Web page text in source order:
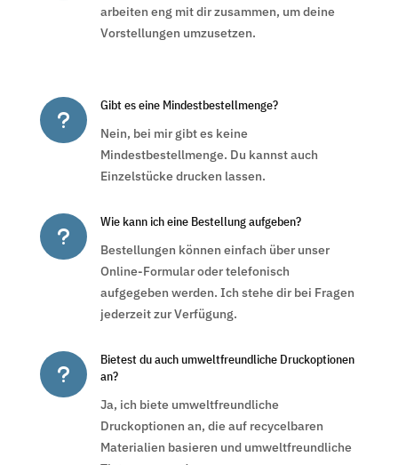
arbeiten eng mit dir zusammen, um deine
Vorstellungen umzusetzen.
u
Gibt es eine Mindestbestellmenge?
Nein, bei mir gibt es keine
Mindestbestellmenge. Du kannst auch
Einzelstücke drucken lassen.
u
Wie kann ich eine Bestellung aufgeben?
Bestellungen können einfach über unser
Online-Formular oder telefonisch
aufgegeben werden. Ich stehe dir bei Fragen
jederzeit zur Verfügung.
u
Bietest du auch umweltfreundliche Druckoptionen
an?
Ja, ich biete umweltfreundliche
Druckoptionen an, die auf recycelbaren
Materialien basieren und umweltfreundliche